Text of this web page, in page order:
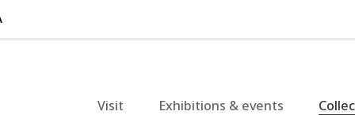
Visit Exhibitions & events